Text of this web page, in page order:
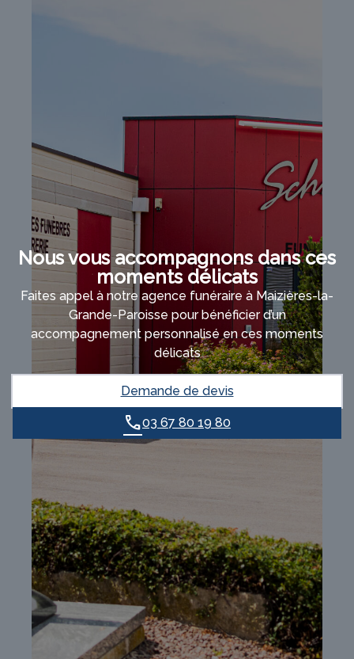
Nous vous accompagnons dans ces
moments délicats
Faites appel à notre agence funéraire à Maizières-la-
Grande-Paroisse pour bénéficier d’un
accompagnement personnalisé en ces moments
délicats
Demande de devis
03 67 80 19 80